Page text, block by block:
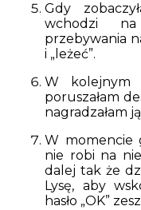
Gdy
wchodzi na
przebywania
i „leżeć”.
W kolejnym
poruszałam
nagradzałam
W momencie
nie robi na
dalej tak że
Lysę, aby
hasło „OK”